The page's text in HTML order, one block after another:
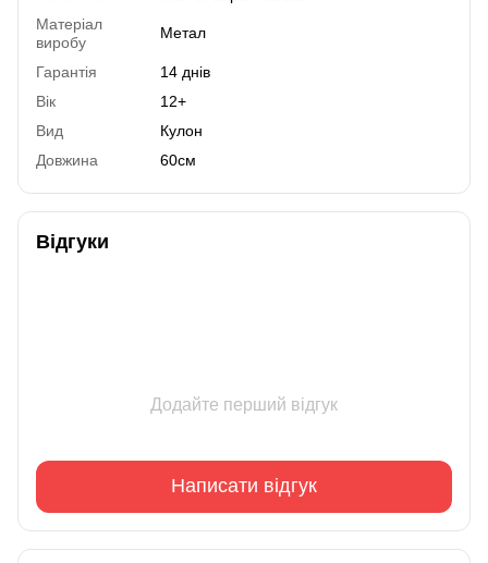
Матеріал
виробу
Метал
Гарантія
14 днів
Вік
12+
Вид
Кулон
Довжина
60см
Відгуки
Додайте перший відгук
Написати відгук